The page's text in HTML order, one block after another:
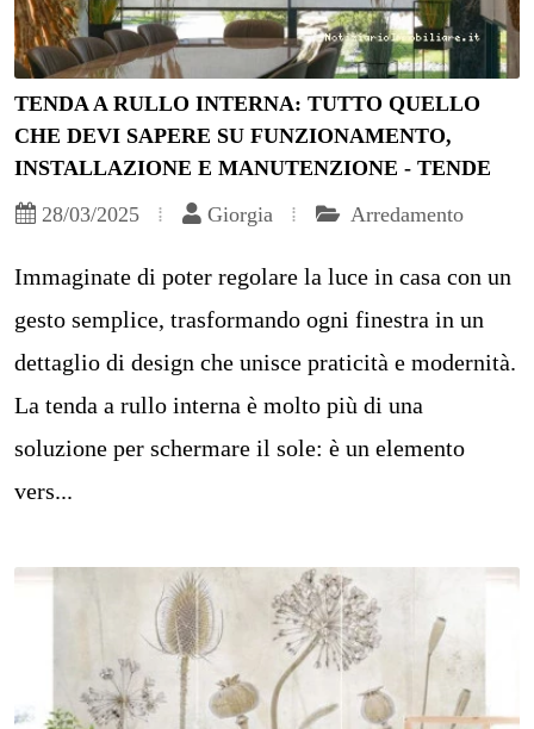
TENDA A RULLO INTERNA: TUTTO QUELLO
CHE DEVI SAPERE SU FUNZIONAMENTO,
INSTALLAZIONE E MANUTENZIONE - TENDE
28/03/2025
Giorgia Arredamento
Immaginate di poter regolare la luce in casa con un
gesto semplice, trasformando ogni finestra in un
dettaglio di design che unisce praticità e modernità.
La tenda a rullo interna è molto più di una
soluzione per schermare il sole: è un elemento
vers...